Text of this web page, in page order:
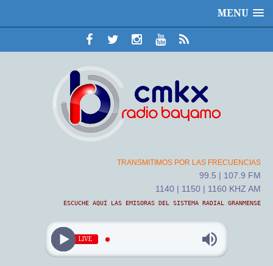
MENU
TRANSMITIMOS POR LAS FRECUENCIAS
99.5 | 107.9 FM
1140 | 1150 | 1160 KHZ AM
ESCUCHE AQUÍ LAS EMISORAS DEL SISTEMA RADIAL GRANMENSE
LIVE